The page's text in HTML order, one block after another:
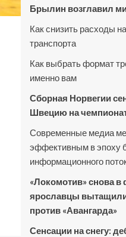
Брылин возглавил
Как снизить расходы
транспорта
Как выбрать формат
именно вам
Сборная Норвегии
Швецию на
Современные медиа
эффективным в эпоху
информационного
«Локомотив» снова в
ярославцы
против «Авангарда»
Сенсации на снегу: